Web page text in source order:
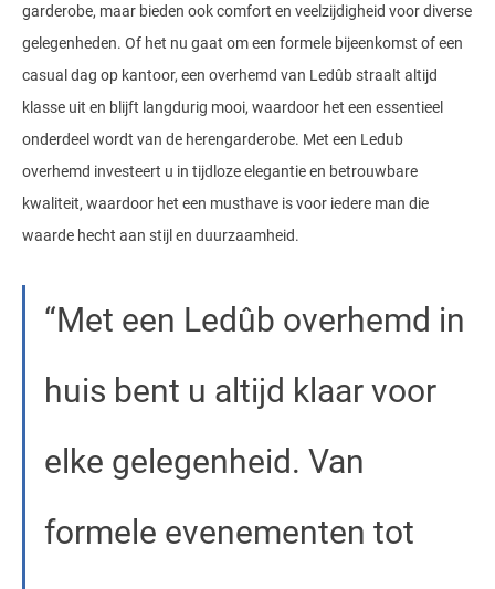
garderobe, maar bieden ook comfort en veelzijdigheid voor diverse
gelegenheden. Of het nu gaat om een formele bijeenkomst of een
casual dag op kantoor, een overhemd van Ledûb straalt altijd
klasse uit en blijft langdurig mooi, waardoor het een essentieel
onderdeel wordt van de herengarderobe. Met een Ledub
overhemd investeert u in tijdloze elegantie en betrouwbare
kwaliteit, waardoor het een musthave is voor iedere man die
waarde hecht aan stijl en duurzaamheid.
Met een Ledûb overhemd in
huis bent u altijd klaar voor
elke gelegenheid. Van
formele evenementen tot